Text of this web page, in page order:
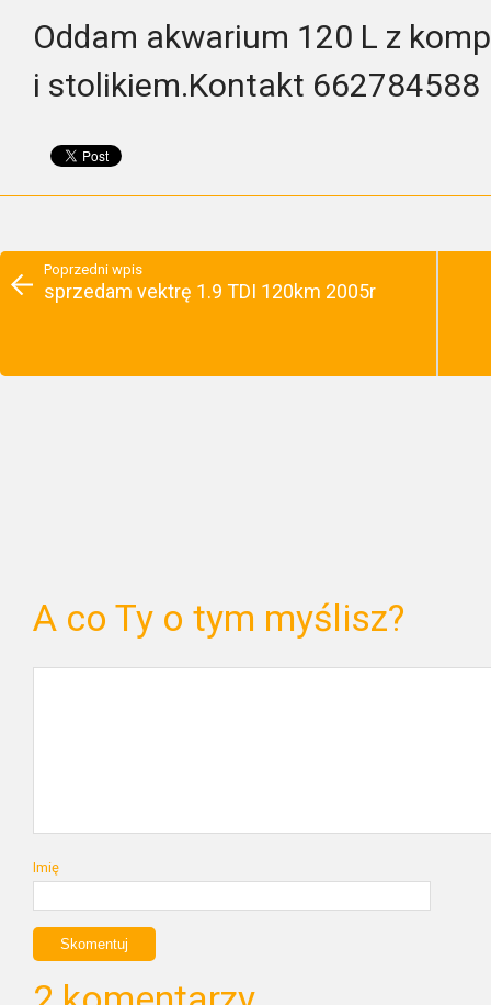
Oddam akwarium 120 L z
i stolikiem.Kontakt 662784588
Poprzedni wpis
sprzedam vektrę 1.9 TDI 120km 2005r
A co Ty o tym myślisz?
Imię